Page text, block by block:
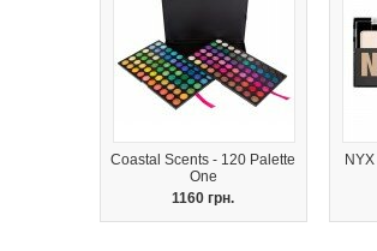
Coastal Scents - 120 Palette
One
1160 грн.